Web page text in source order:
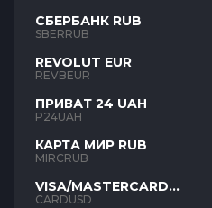
СБЕРБАНК RUB
SBERRUB
REVOLUT EUR
REVBEUR
ПРИВАТ 24 UAH
P24UAH
КАРТА МИР RUB
MIRCRUB
VISA/MASTERCARD
USD
CARDUSD